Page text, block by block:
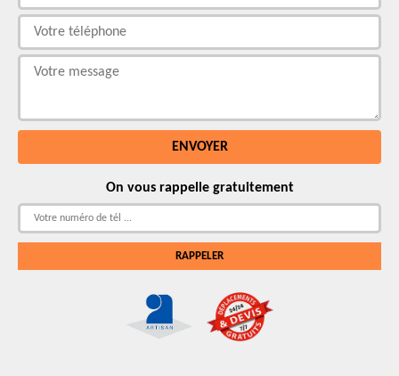
On vous rappelle gratuitement